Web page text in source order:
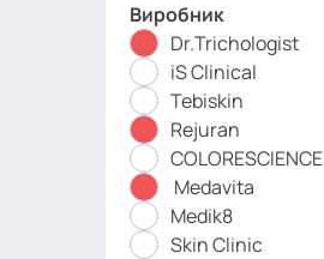
Виробник
Dr.Trichologist
iS Clinical
Tebiskin
Rejuran
COLORESCIENCE
Medavita
Medik8
Skin Clinic